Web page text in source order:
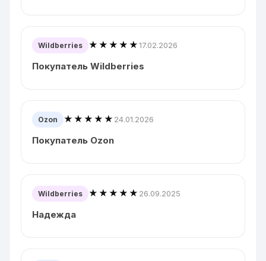
Wildberries ★★★★★17.02.2026
Покупатель Wildberries
Ozon ★★★★★ 24.01.2026
Покупатель Ozon
Wildberries ★★★★★ 26.09.2025
Надежда